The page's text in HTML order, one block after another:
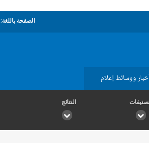
الصفحة باللغة:
ووسائط إعلام
النتائج